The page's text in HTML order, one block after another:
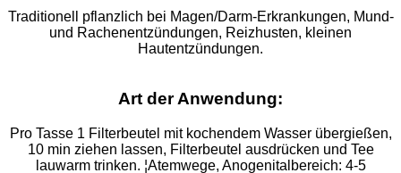
Traditionell pflanzlich bei Magen/Darm-Erkrankungen, Mund-
und Rachenentzündungen, Reizhusten, kleinen
Hautentzündungen.
Art der Anwendung:
Pro Tasse 1 Filterbeutel mit kochendem Wasser übergießen,
10 min ziehen lassen, Filterbeutel ausdrücken und Tee
lauwarm trinken. ¦Atemwege, Anogenitalbereich: 4-5